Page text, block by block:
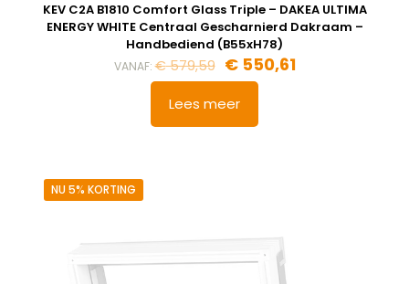
KEV C2A B1810 Comfort Glass Triple – DAKEA ULTIMA
ENERGY WHITE Centraal Gescharnierd Dakraam –
Handbediend (B55xH78)
VANAF:€579,59 Oorspronkelijke
prijs
was:
€ 579,59.
€550,61Huidige
Lees meer
NU 5% KORTING